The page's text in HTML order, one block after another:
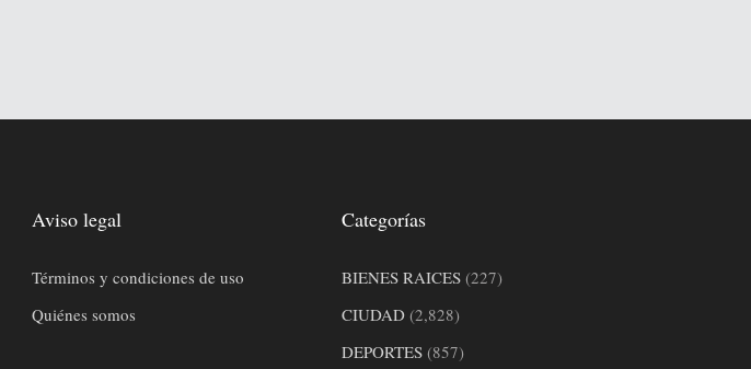
Aviso legal
Términos y condiciones de uso
Quiénes somos
Categorías
BIENES RAICES(227)
CIUDAD(2,828)
DEPORTES(857)